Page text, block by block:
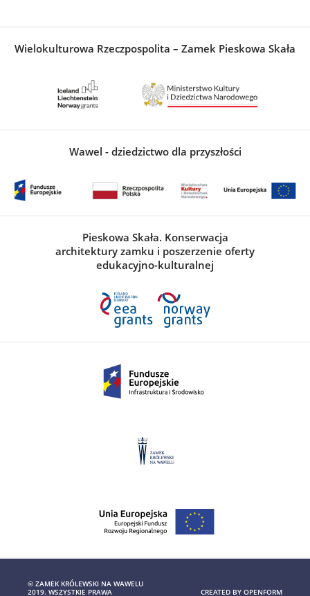
Wielokulturowa Rzeczpospolita – Zamek Pieskowa Skała
Wawel - dziedzictwo dla przyszłości
Pieskowa Skała. Konserwacja
architektury zamku i poszerzenie oferty
edukacyjno-kulturalnej
© ZAMEK KRÓLEWSKI NA WAWELU
2019. WSZYSTKIE PRAWA
CREATED BY OPENFORM